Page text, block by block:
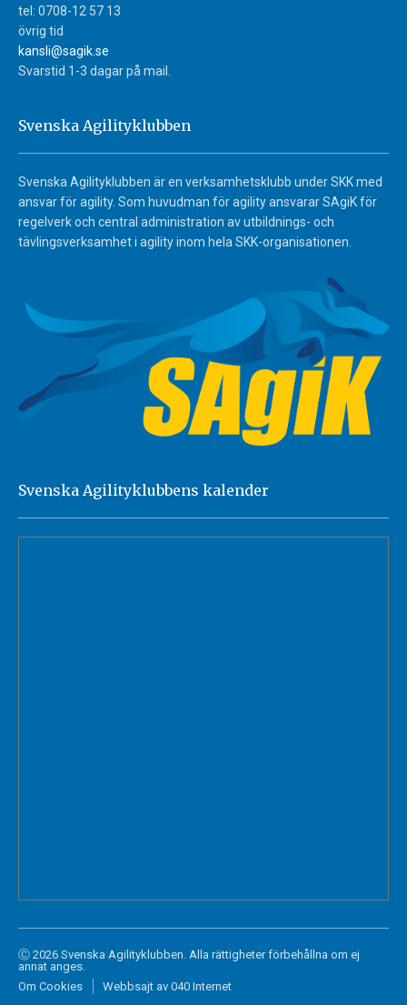
tel: 0708-12 57 13
övrig tid
kansli@sagik.se
Svarstid 1-3 dagar på mail.
Svenska Agilityklubben
Svenska Agilityklubben är en verksamhetsklubb under SKK med
ansvar för agility. Som huvudman för agility ansvarar SAgiK för
regelverk och central administration av utbildnings- och
tävlingsverksamhet i agility inom hela SKK-organisationen.
Svenska Agilityklubbens kalender
Ⓒ 2026 Svenska Agilityklubben. Alla rättigheter förbehållna om ej
annat anges.
Om Cookies
Webbsajt av 040 Internet